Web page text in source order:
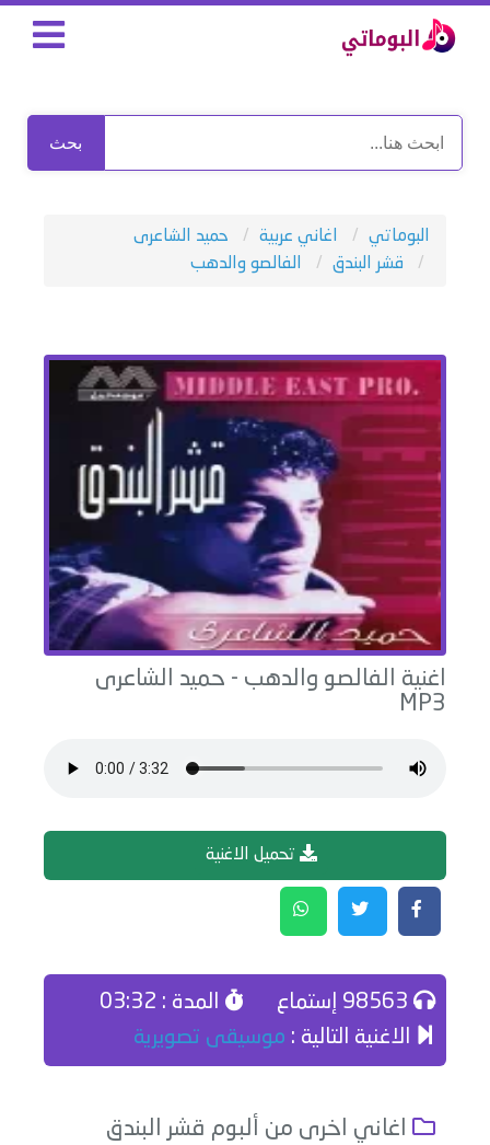
بحث
البوماتي اغاني عربية
حميد الشاعرى
قشر البندق
الفالصو والدهب
اغنية الفالصو والدهب - حميد الشاعرى
MP3
تحميل الاغنية
المدة : 03:32
الاغنية التالية : موسيقى تصويرية
اغاني اخرى من ألبوم قشر البندق